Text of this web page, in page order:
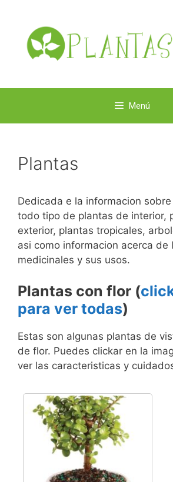
contenido
Menú
Plantas
Dedicada e la informacion
todo tipo de plantas de interior,
exterior, plantas tropicales,
asi como informacion acerca de
medicinales y sus usos.
Plantas con flor (
para ver todas)
Estas son algunas plantas de
de flor. Puedes clickar en la
ver las caracteristicas y